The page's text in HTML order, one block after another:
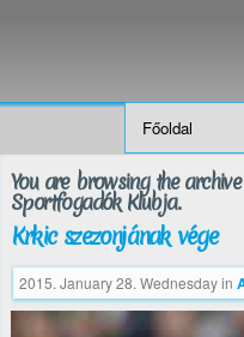
You are browsing the
Sportfogadók Klubja.
Krkic szezonjának vége
2015. January 28. Wednesdayin